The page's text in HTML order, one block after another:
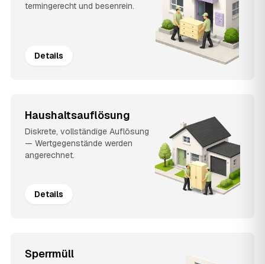
termingerecht und besenrein.
Details
Haushaltsauflösung
Diskrete, vollständige Auflösung
— Wertgegenstände werden
angerechnet.
Details
Sperrmüll